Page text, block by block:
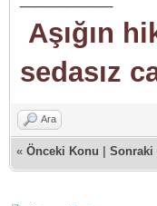
Aşığın
sedasız
Ara
« Önceki Konu Sonraki